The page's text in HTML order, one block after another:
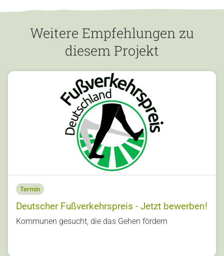
Weitere Empfehlungen zu
diesem Projekt
u
Termin
Deutscher Fußverkehrspreis - Jetzt bewerben!
Kommunen gesucht, die das Gehen fördern